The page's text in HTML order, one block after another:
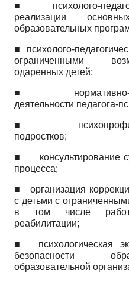
■ психолого-
реализации
образовательных
■ психолого-
ограниченными
одаренных детей;
■ нормативно-
деятельности педагога-
■
подростков;
■ консультирование
процесса;
■ организация
с детьми с
в том числе
реабилитации;
■ психологическая
безопасности
образовательной